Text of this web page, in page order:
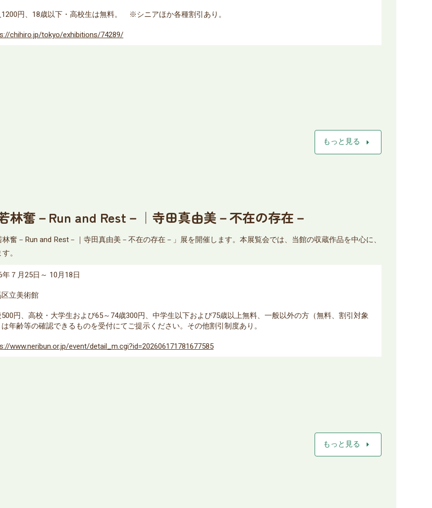
1200円、18歳以下・高校生は無料。 ※シニアほか各種割引あり。
chihiro.jp/tokyo/exhibitions/74289/
もっと見る arrow_right
奮－Run and Rest－｜寺田真由美－不在の存在－
－Run and Rest－｜寺田真由美－不在の存在－」展を開催します。本展覧会では、当館の収蔵作品を中心に、
。
年７月25日～ 10月18日
立美術館
円、高校・大学生および65～74歳300円、中学生以下および75歳以上無料、一般以外の方（無料、割引対象
年齢等の確認できるものを受付にてご提示ください。その他割引制度あり。
www.neribun.or.jp/event/detail_m.cgi?id=202606171781677585
もっと見る arrow_right